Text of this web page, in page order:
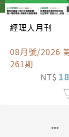
經理人月刊
08月號/2026
261期
NT$